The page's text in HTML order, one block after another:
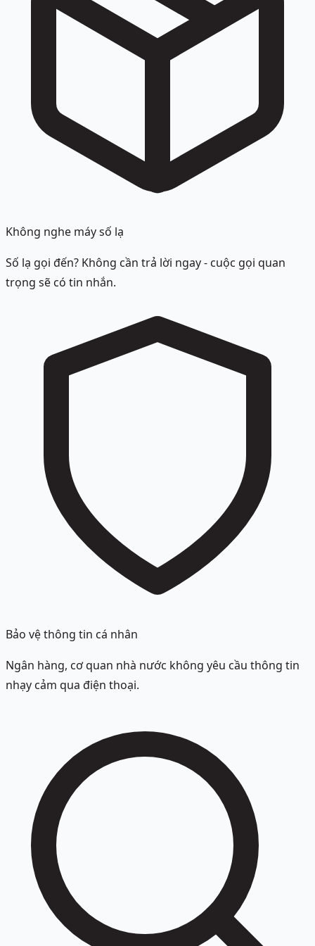
Không nghe máy số lạ
Số lạ gọi đến? Không cần trả lời ngay - cuộc gọi quan
trọng sẽ có tin nhắn.
Bảo vệ thông tin cá nhân
Ngân hàng, cơ quan nhà nước không yêu cầu thông tin
nhạy cảm qua điện thoại.